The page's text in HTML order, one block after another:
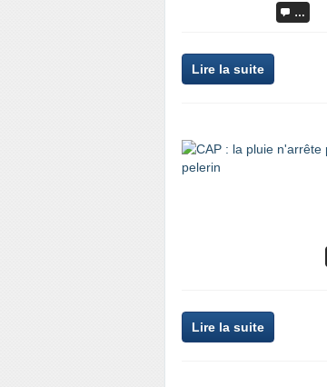
…
Lire la suite
Lire la suite